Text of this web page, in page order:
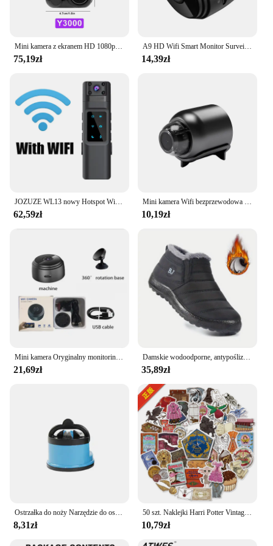
75,19zł
A9 HD Wifi Smart Monitor Surveillance Cameras Sensor Camcorder Web Video Home Safety Wireless Security
14,39zł
62,59zł 10,19zł
21,69zł
Damskie wodoodporne, antypoślizgowe, ciepłe buty na śnieg, wygodne niskie buty turystyczne
35,89zł
8,31zł
50 szt. Naklejki Harri Potter Vintage peruka akwarela HP platforma 9 3/4 placki żaba zwierzęta Quidditch naklejki wodoodporne zabawki
10,79zł